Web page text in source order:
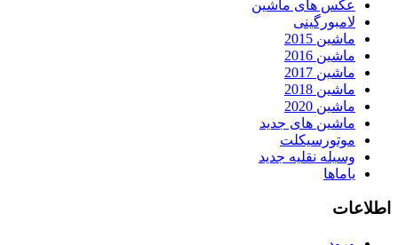
عکس های ماشین
لامبورگینی
ماشین 2015
ماشین 2016
ماشین 2017
ماشین 2018
ماشین 2020
ماشین های جدید
موتورسیکلت
وسیله نقلیه جدید
یاماها
اطلاعات